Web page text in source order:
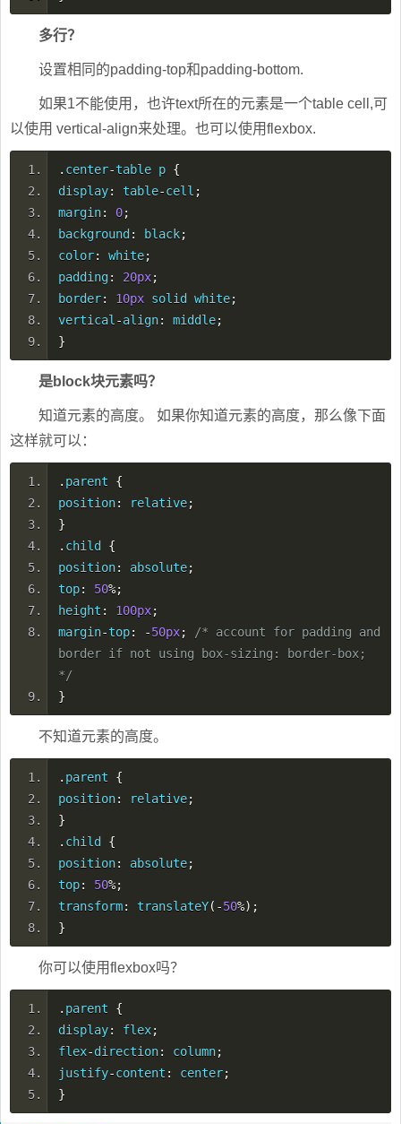
多行？
设置相同的padding-top和padding-bottom.
如果1不能使用，也许text所在的元素是一个table cell,可
以使用 vertical-align来处理。也可以使用flexbox.
. center-table p {
display: table-cell ;
margin: 0;
background : black;
color: white;
padding: 20px;
border: 10px solid white;
vertical -align: middle;
}
是block块元素吗？
知道元素的高度。 如果你知道元素的高度，那么像下面
这样就可以：
. parent {
position: relative;
}
. child {
position: absolute;
top: 50%;
height : 100px;
margin-top: -50px;
/* account for padding and
border if not using box-sizing: border-box;
*/
}
不知道元素的高度。
. parent {
position: relative;
}
. child {
position: absolute;
top: 50%;
transform: translateY(-50%);
}
你可以使用flexbox吗？
. parent {
display: flex;
flex-direction: column;
justify-content : center;
}